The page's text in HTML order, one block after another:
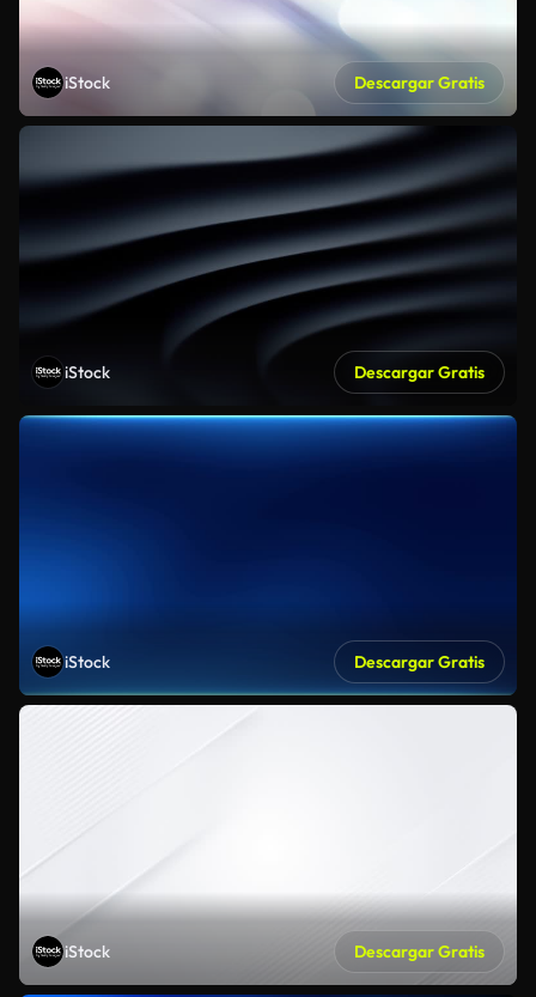
iStock Descargar Gratis
iStock Descargar Gratis
iStock Descargar Gratis
iStock Descargar Gratis